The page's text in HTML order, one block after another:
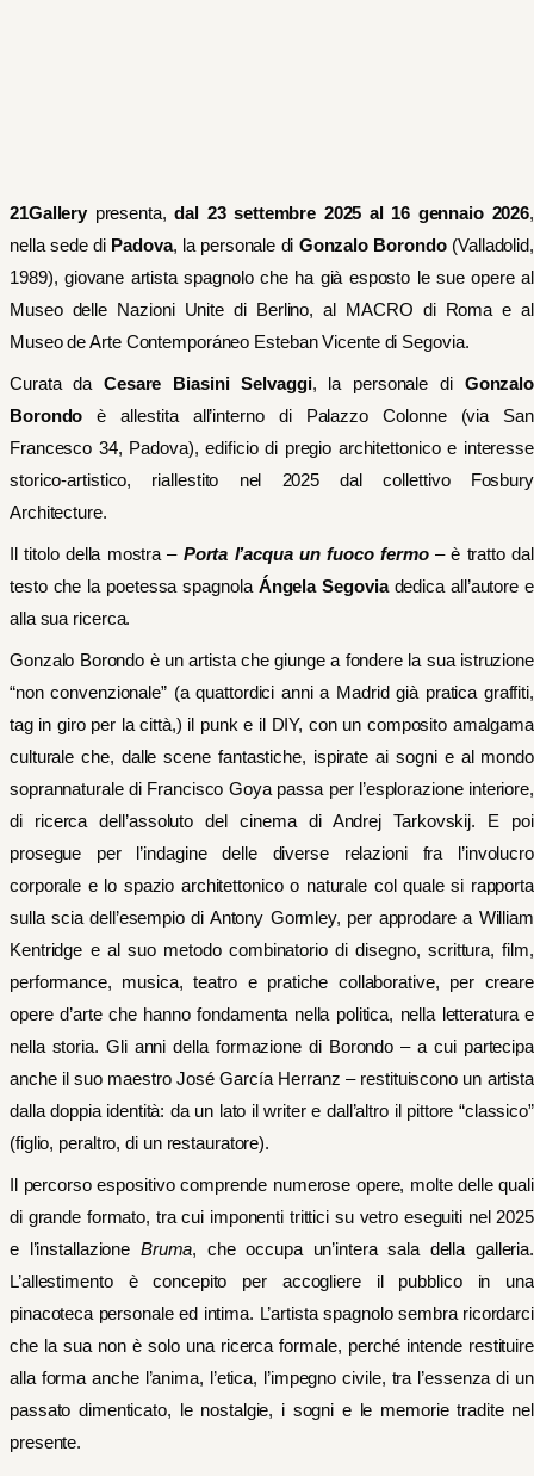
21Gallery presenta,dal 23 settembre 2025 al 16 gennaio 2026,
nella sede di Padova, la personale di Gonzalo Borondo (Valladolid,
1989), giovane artista spagnolo che ha già esposto le sue opere al
Museo delle Nazioni Unite di Berlino, al MACRO di Roma e al
Museo de Arte Contemporáneo Esteban Vicente di Segovia.
Curata da Cesare Biasini Selvaggi, la personale di Gonzalo
Borondo è allestita all’interno di Palazzo Colonne (via San
Francesco 34, Padova), edificio di pregio architettonico e interesse
storico-artistico, riallestito nel 2025 dal collettivo Fosbury
Architecture.
Il titolo della mostra – Porta l’acqua un fuoco fermo– è tratto dal
testo che la poetessa spagnola Ángela Segoviadedica all’autore e
alla sua ricerca.
Gonzalo Borondo è un artista che giunge a fondere la sua istruzione
“non convenzionale” (a quattordici anni a Madrid già pratica graffiti,
tag in giro per la città,) il punk e il DIY, con un composito amalgama
culturale che, dalle scene fantastiche, ispirate ai sogni e al mondo
soprannaturale di Francisco Goya passa per l’esplorazione interiore,
di ricerca dell’assoluto del cinema di Andrej Tarkovskij. E poi
prosegue per l’indagine delle diverse relazioni fra l’involucro
corporale e lo spazio architettonico o naturale col quale si rapporta
sulla scia dell’esempio di Antony Gormley, per approdare a William
Kentridge e al suo metodo combinatorio di disegno, scrittura, film,
performance, musica, teatro e pratiche collaborative, per creare
opere d’arte che hanno fondamenta nella politica, nella letteratura e
nella storia. Gli anni della formazione di Borondo – a cui partecipa
anche il suo maestro José García Herranz – restituiscono un artista
dalla doppia identità: da un lato il writer e dall’altro il pittore “classico”
(figlio, peraltro, di un restauratore).
Il percorso espositivo comprende numerose opere, molte delle quali
di grande formato, tra cui imponenti trittici su vetro eseguiti nel 2025
e l’installazione Bruma, che occupa un’intera sala della galleria.
L’allestimento è concepito per accogliere il pubblico in una
pinacoteca personale ed intima. L’artista spagnolo sembra ricordarci
che la sua non è solo una ricerca formale, perché intende restituire
alla forma anche l’anima, l’etica, l’impegno civile, tra l’essenza di un
passato dimenticato, le nostalgie, i sogni e le memorie tradite nel
presente.